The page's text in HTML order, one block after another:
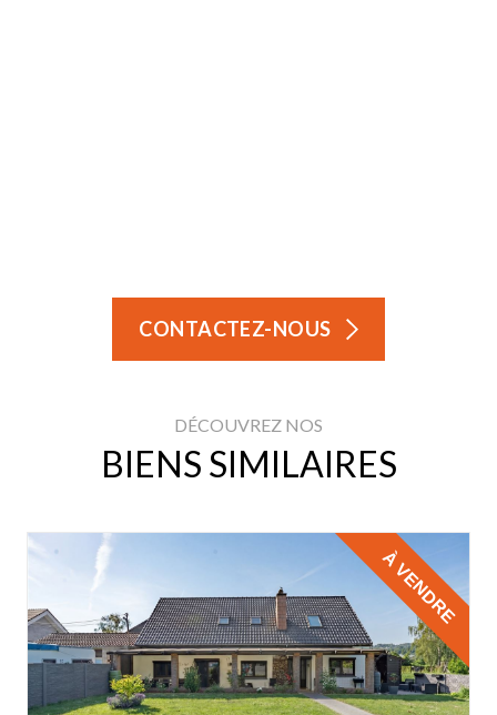
CONTACTEZ-NOUS
DÉCOUVREZ NOS
BIENS SIMILAIRES
À VENDRE